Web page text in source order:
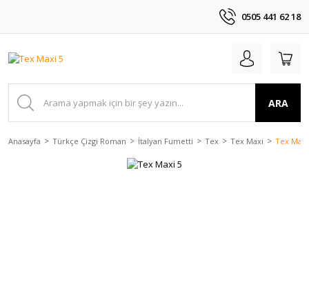
0505 441 62 18
ARA
Anasayfa Türkçe Çizgi Roman İtalyan Fumetti Tex Tex Maxi Tex